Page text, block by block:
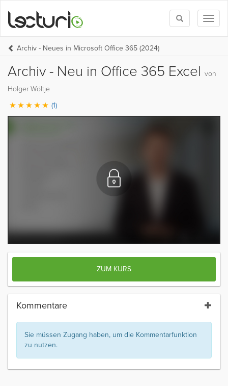
Toggle
search
Archiv - Neues in Microsoft Office 365 (2024)
Archiv - Neu in Office 365 Excel von
Holger Wöltje
(1)
ZUM KURS
Kommentare
Sie müssen Zugang haben, um die Kommentarfunktion
zu nutzen.